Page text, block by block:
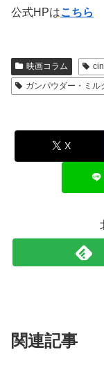
公式HPはこちら
映画コラム
ガンパウダー・ミル
X
関連記事